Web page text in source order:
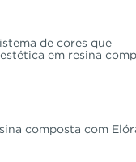
de cores que
em resina
composta com